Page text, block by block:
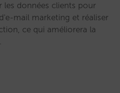
les données clients pour
mail marketing et réaliser
ce qui améliorera la